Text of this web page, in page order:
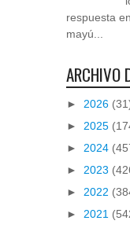
respuesta
mayú...
ARCHIVO
► 2026
► 2025
► 2024
► 2023
► 2022
► 2021